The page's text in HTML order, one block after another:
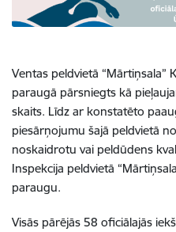
Ventas peldvietā “Mārtiņsala”
paraugā pārsniegts kā
skaits. Līdz ar konstatēto
piesārņojumu šajā peldvietā
noskaidrotu vai peldūdens
Inspekcija peldvietā
paraugu.
Visās pārējās 58 oficiālajās